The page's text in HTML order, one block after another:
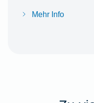
Mehr Info